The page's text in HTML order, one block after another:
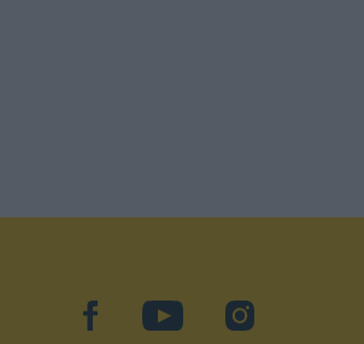
facebookYouTubeInstagram